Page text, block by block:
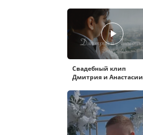
Свадебный клип
Дмитрия и Анастасии